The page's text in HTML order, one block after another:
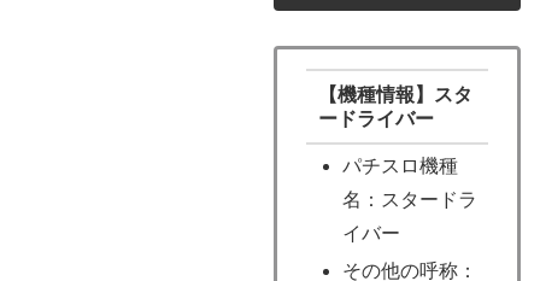
【機種情報】スタ
ードライバー
パチスロ機種
名：スタードラ
イバー
その他の呼称：